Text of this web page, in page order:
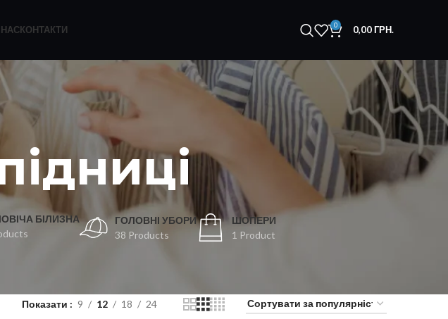
КОНТАКТИ 0 0,00ГРН.
БІЛИЗНА
ГОЛОВНІ УБОРИ
38 Products
ШОПЕРИ
1 Product
Показати 9 12 18 24